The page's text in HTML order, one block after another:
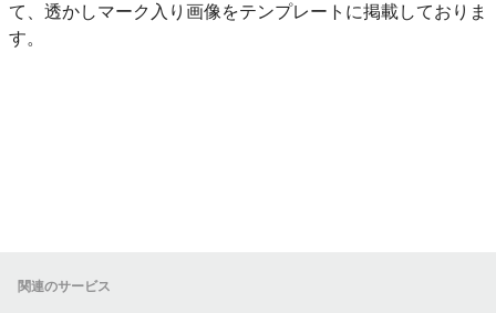
て、透かしマーク入り画像をテンプレートに掲載しておりま
す。
関連のサービス